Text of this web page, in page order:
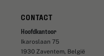
CONTACT
Hoofdkantoor
Ikaroslaan 75
1930 Zaventem, België